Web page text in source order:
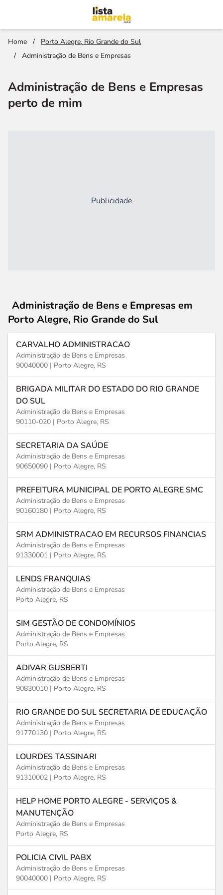
Home /
Porto Alegre, Rio Grande do Sul
/
Administração de Bens e Empresas
Administração de Bens e Empresas
perto de mim
Publicidade
Administração de Bens e Empresas em
Porto Alegre, Rio Grande do Sul
CARVALHO ADMINISTRACAO
Administração de Bens e Empresas
90040000 | Porto Alegre, RS
BRIGADA MILITAR DO ESTADO DO RIO GRANDE
DO SUL
Administração de Bens e Empresas
90110-020 | Porto Alegre, RS
SECRETARIA DA SAÚDE
Administração de Bens e Empresas
90650090 | Porto Alegre, RS
PREFEITURA MUNICIPAL DE PORTO ALEGRE SMC
Administração de Bens e Empresas
90160180 | Porto Alegre, RS
SRM ADMINISTRACAO EM RECURSOS FINANCIAS
Administração de Bens e Empresas
91330001 | Porto Alegre, RS
LENDS FRANQUIAS
Administração de Bens e Empresas
Porto Alegre, RS
SIM GESTÃO DE CONDOMÍNIOS
Administração de Bens e Empresas
Porto Alegre, RS
ADIVAR GUSBERTI
Administração de Bens e Empresas
90830010 | Porto Alegre, RS
RIO GRANDE DO SUL SECRETARIA DE EDUCAÇÃO
Administração de Bens e Empresas
91770130 | Porto Alegre, RS
LOURDES TASSINARI
Administração de Bens e Empresas
91310002 | Porto Alegre, RS
HELP HOME PORTO ALEGRE - SERVIÇOS &
MANUTENÇÃO
Administração de Bens e Empresas
Porto Alegre, RS
POLICIA CIVIL PABX
Administração de Bens e Empresas
90040000 | Porto Alegre, RS